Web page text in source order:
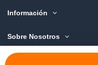
Información
Sobre Nosotros